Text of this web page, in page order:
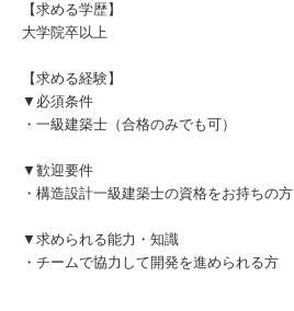
【求める学歴】
大学院卒以上
【求める経験】
▼必須条件
・一級建築士（合格のみでも可）
▼歓迎要件
・構造設計一級建築士の資格をお持ちの方
▼求められる能力・知識
・チームで協力して開発を進められる方